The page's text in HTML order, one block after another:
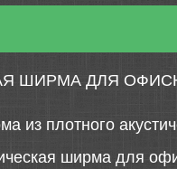
ШИРМА ДЛЯ
из плотного
ширма для